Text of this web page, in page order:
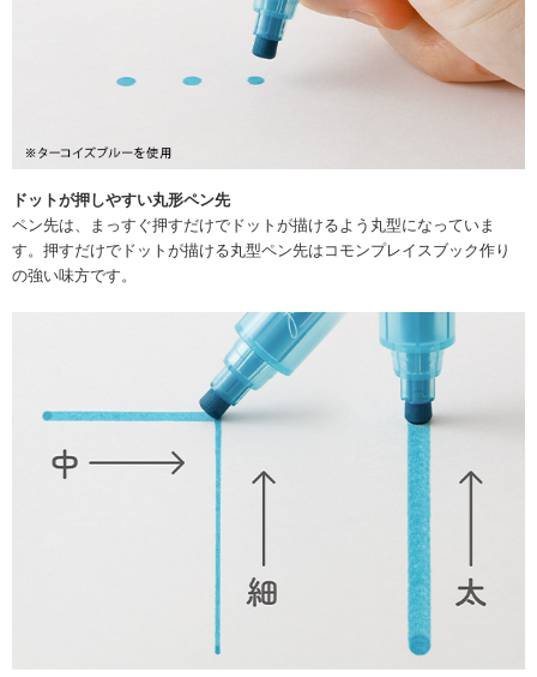
ドットが押しやすい丸形ペン先
ペン先は、まっすぐ押すだけでドットが描けるよう丸型になっていま
す。押すだけでドットが描ける丸型ペン先はコモンプレイスブック作り
の強い味方です。